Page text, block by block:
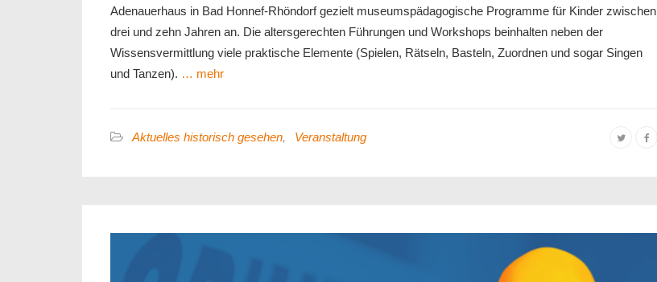
Adenauerhaus in Bad Honnef-Rhöndorf gezielt museumspädagogische Programme für Kinder zwischen
drei und zehn Jahren an. Die altersgerechten Führungen und Workshops beinhalten neben der
Wissensvermittlung viele praktische Elemente (Spielen, Rätseln, Basteln, Zuordnen und sogar Singen
und Tanzen). … mehr
Aktuelles historisch gesehen, Veranstaltung